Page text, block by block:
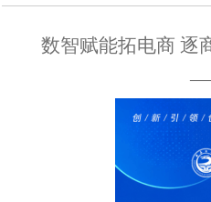
数智赋能拓电商